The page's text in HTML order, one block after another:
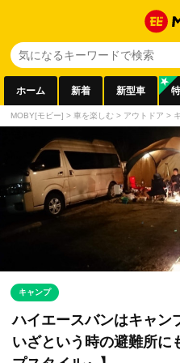
ホーム 新着 新型車
MOBY[モビー] > 車を楽しむ > アウトドア >
キャンプ
ハイエースバンはキャン
いざという時の避難所に